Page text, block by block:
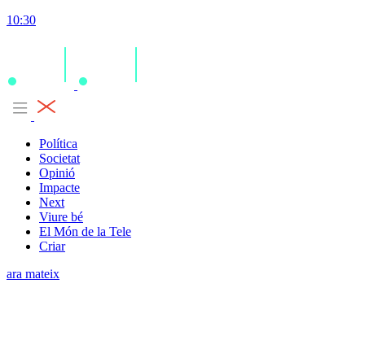
10:30
Política
Societat
Opinió
Impacte
Next
Viure bé
El Món de la Tele
Criar
ara mateix